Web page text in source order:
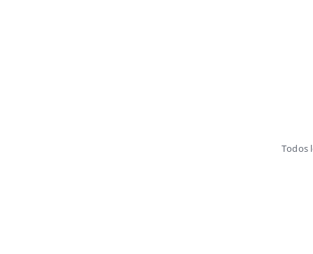
Todos